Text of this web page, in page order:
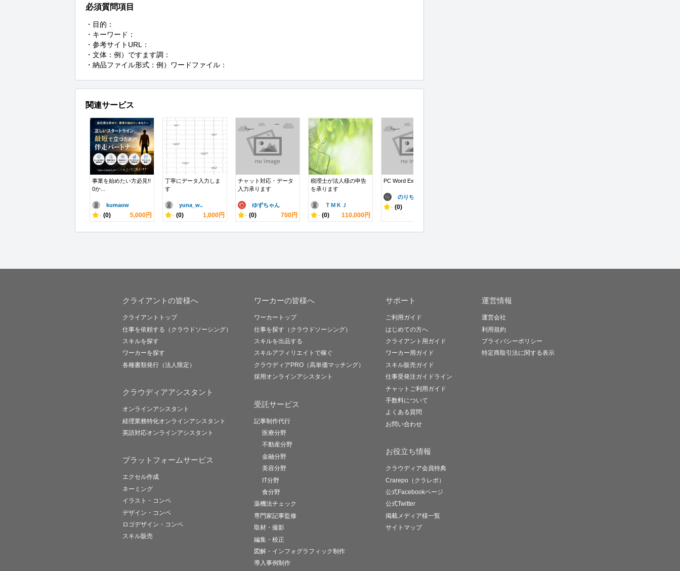
必須質問項目
・目的：
・キーワード：
・参考サイトURL：
・文体：例）ですます調：
・納品ファイル形式：例）ワードファイル：
関連サービス
事業を始めたい方必見!!
0か...
kumaow
- (0) 5,000円
丁寧にデータ入力しま
す
yuna_w..
- (0) 1,000円
チャット対応・データ
入力承ります
ゆずちゃん
- (0) 700円
税理士が法人様の申告
を承ります
ＴＭＫＪ
- (0) 110,000円
PC Word Excel P...
のりちゃん
- (0)
クライアントの皆様へ
クライアントトップ
仕事を依頼する（クラウドソーシング）
スキルを探す
ワーカーを探す
各種書類発行（法人限定）
クラウディアアシスタント
オンラインアシスタント
経理業務特化オンラインアシスタント
英語対応オンラインアシスタント
プラットフォームサービス
エクセル作成
ネーミング
イラスト・コンペ
デザイン・コンペ
ロゴデザイン・コンペ
スキル販売
ワーカーの皆様へ
ワーカートップ
仕事を探す（クラウドソーシング）
スキルを出品する
スキルアフィリエイトで稼ぐ
クラウディアPRO（高単価マッチング）
採用オンラインアシスタント
受託サービス
記事制作代行
医療分野
不動産分野
金融分野
美容分野
IT分野
食分野
薬機法チェック
専門家記事監修
取材・撮影
編集・校正
図解・インフォグラフィック制作
導入事例制作
サポート
ご利用ガイド
はじめての方へ
クライアント用ガイド
ワーカー用ガイド
スキル販売ガイド
仕事受発注ガイドライン
チャットご利用ガイド
手数料について
よくある質問
お問い合わせ
お役立ち情報
クラウディア会員特典
Crarepo（クラレポ）
公式Facebookページ
公式Twitter
掲載メディア様一覧
サイトマップ
運営情報
運営会社
利用規約
プライバシーポリシー
特定商取引法に関する表示